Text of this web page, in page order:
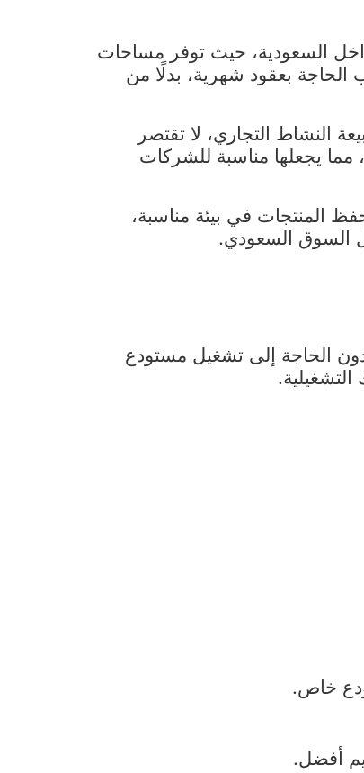
السعودية، حيث توفر مساحات
بعقود شهرية، بدلًا من
النشاط التجاري، لا تقتصر
يجعلها مناسبة للشركات
المنتجات في بيئة مناسبة،
السوق السعودي.
دون الحاجة إلى تشغيل مستودع
خاص.
أفضل.